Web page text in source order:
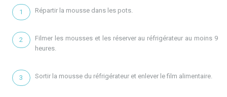
Répartir la mousse dans les pots.
Filmer les mousses et les réserver au réfrigérateur au moins 9
heures.
Sortir la mousse du réfrigérateur et enlever le film alimentaire.